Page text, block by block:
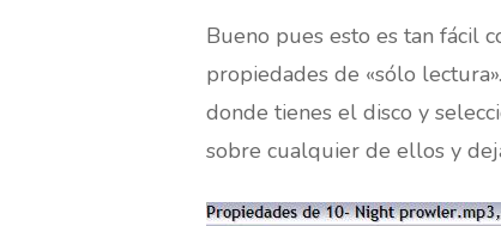
Bueno pues esto es tan fácil
propiedades de «sólo
donde tienes el disco y
sobre cualquier de ellos y